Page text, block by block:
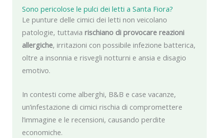
Sono pericolose le pulci dei letti a Santa Fiora?
Le punture delle cimici dei letti non veicolano
patologie, tuttavia rischiano di provocare reazioni
allergiche, irritazioni con possibile infezione batterica,
oltre a insonnia e risvegli notturni e ansia e disagio
emotivo.
In contesti come alberghi, B&B e case vacanze,
un’infestazione di cimici rischia di compromettere
l’immagine e le recensioni, causando perdite
economiche.